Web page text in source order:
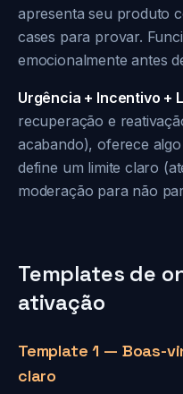
apresenta seu produto
cases para provar.
emocionalmente antes
Urgência + Incentivo +
recuperação e
acabando), oferece
define um limite claro
moderação para não
Templates de
ativação
Template 1 — Boas-
claro